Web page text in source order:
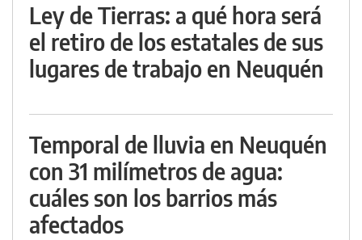
Ley de Tierras: a qué hora será
el retiro de los estatales de sus
lugares de trabajo en Neuquén
Temporal de lluvia en Neuquén
con 31 milímetros de agua:
cuáles son los barrios más
afectados